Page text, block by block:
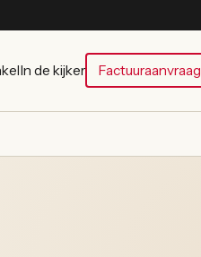
In de kijker Factuuraanvraag